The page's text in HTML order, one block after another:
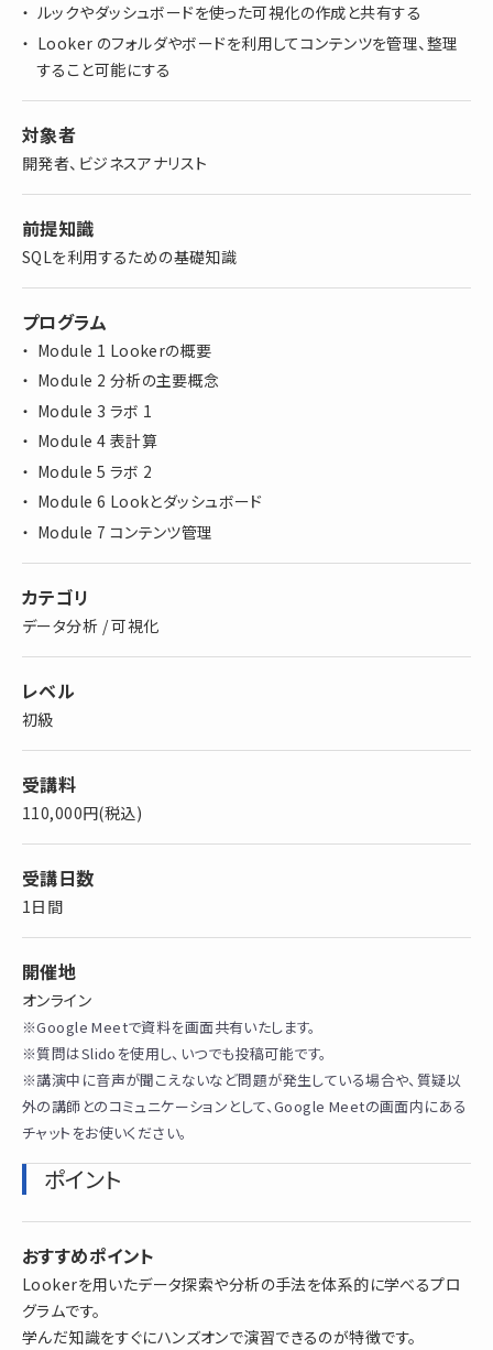
ルックやダッシュボードを使った可視化の作成と共有する
Looker のフォルダやボードを利用してコンテンツを管理、整理
すること可能にする
対象者
開発者、ビジネスアナリスト
前提知識
SQLを利用するための基礎知識
プログラム
Module 1 Lookerの概要
Module 2 分析の主要概念
Module 3 ラボ 1
Module 4 表計算
Module 5 ラボ 2
Module 6 Lookとダッシュボード
Module 7 コンテンツ管理
カテゴリ
データ分析 / 可視化
レベル
初級
受講料
110,000円(税込)
受講日数
1日間
開催地
オンライン
※Google Meetで資料を画面共有いたします。
※質問はSlidoを使用し、いつでも投稿可能です。
※講演中に音声が聞こえないなど問題が発生している場合や、質疑以
外の講師とのコミュニケーションとして、Google Meetの画面内にある
チャットをお使いください。
ポイント
おすすめポイント
Lookerを用いたデータ探索や分析の手法を体系的に学べるプロ
グラムです。
学んだ知識をすぐにハンズオンで演習できるのが特徴です。